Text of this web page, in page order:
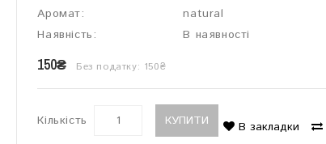
Аромат:
natural
Наявність:
В наявності
150₴ Без податку: 150₴
Кількість КУПИТИ В закладки